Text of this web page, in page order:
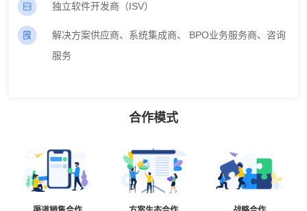
独立软件开发商（ISV）
解决方案供应商、系统集成商、 BPO业务服务商、咨询
服务
合作模式